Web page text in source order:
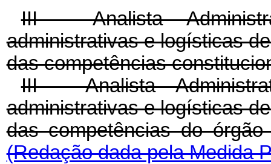
III - Analista
administrativas e logísticas
das competências
III - Analista
administrativas e logísticas
das competências do
(Redação dada pela Medida